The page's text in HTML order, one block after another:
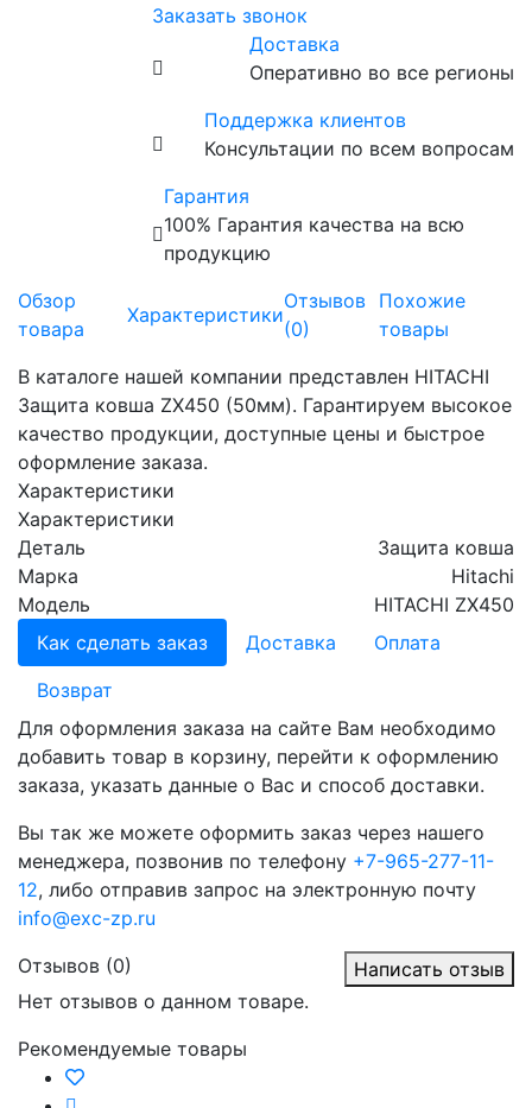
Заказать звонок
Доставка
Оперативно во все регионы
Поддержка клиентов
Консультации по всем вопросам
Гарантия
100% Гарантия качества на всю
продукцию
Обзор
товара
Характеристики
Отзывов
(0)
Похожие
товары
В каталоге нашей компании представлен HITACHI
Защита ковша ZX450 (50мм). Гарантируем высокое
качество продукции, доступные цены и быстрое
оформление заказа.
Характеристики
Характеристики
Деталь
Защита ковша
Марка
Hitachi
Модель
HITACHI ZX450
Как сделать заказ
Доставка
Оплата
Возврат
Для оформления заказа на сайте Вам необходимо
добавить товар в корзину, перейти к оформлению
заказа, указать данные о Вас и способ доставки.
Вы так же можете оформить заказ через нашего
менеджера, позвонив по телефону +7-965-277-11-
12, либо отправив запрос на электронную почту
info@exc-zp.ru
Отзывов (0)
Написать отзыв
Нет отзывов о данном товаре.
Рекомендуемые товары